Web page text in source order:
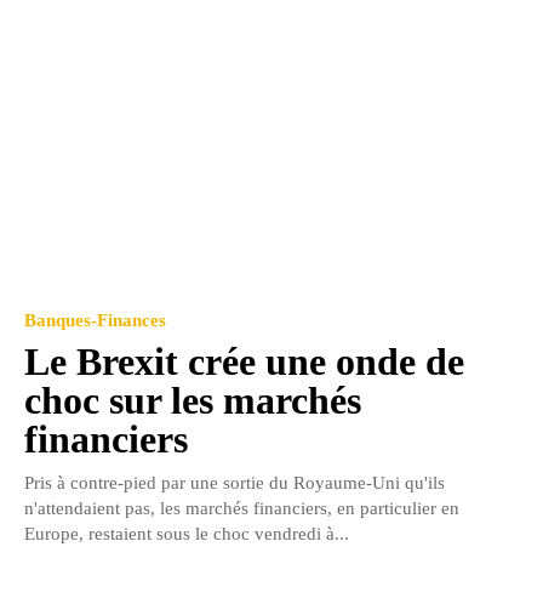
Banques-Finances
Le Brexit crée une onde de
choc sur les marchés
financiers
Pris à contre-pied par une sortie du Royaume-Uni qu'ils
n'attendaient pas, les marchés financiers, en particulier en
Europe, restaient sous le choc vendredi à...